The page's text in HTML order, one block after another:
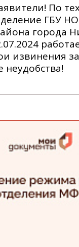
По
ГБУ
города
извинения за
неудобства!